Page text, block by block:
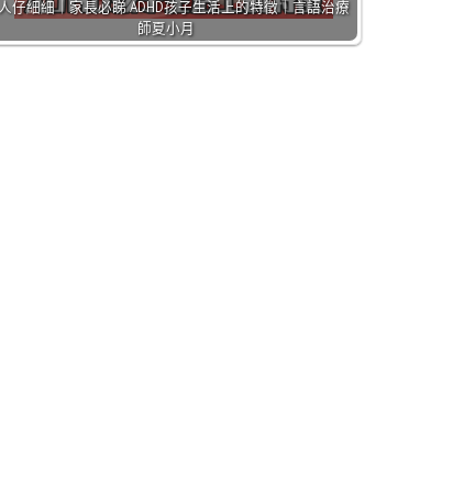
人仔細細｜家長必睇 ADHD孩子生活上的特徵｜言語治療
師夏小月